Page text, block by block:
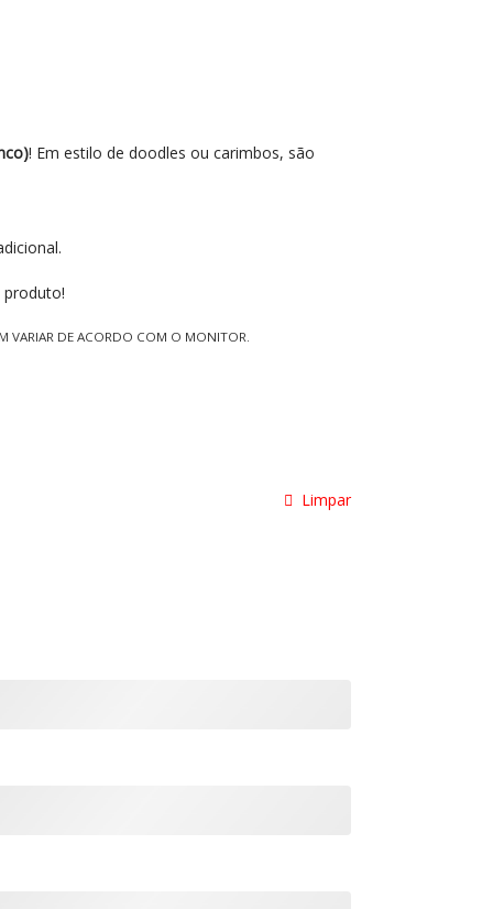
! Em estilo de doodles ou carimbos, são
VARIAR DE ACORDO COM O MONITOR.
Limpar